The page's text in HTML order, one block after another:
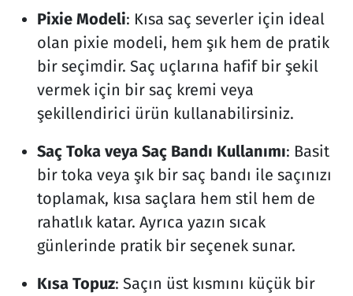
Pixie Modeli: Kısa saç severler için ideal
olan pixie modeli, hem şık hem de pratik
bir seçimdir. Saç uçlarına hafif bir şekil
vermek için bir saç kremi veya
şekillendirici ürün kullanabilirsiniz.
Saç Toka veya Saç Bandı Kullanımı: Basit
bir toka veya şık bir saç bandı ile saçınızı
toplamak, kısa saçlara hem stil hem de
rahatlık katar. Ayrıca yazın sıcak
günlerinde pratik bir seçenek sunar.
Kısa Topuz: Saçın üst kısmını küçük bir